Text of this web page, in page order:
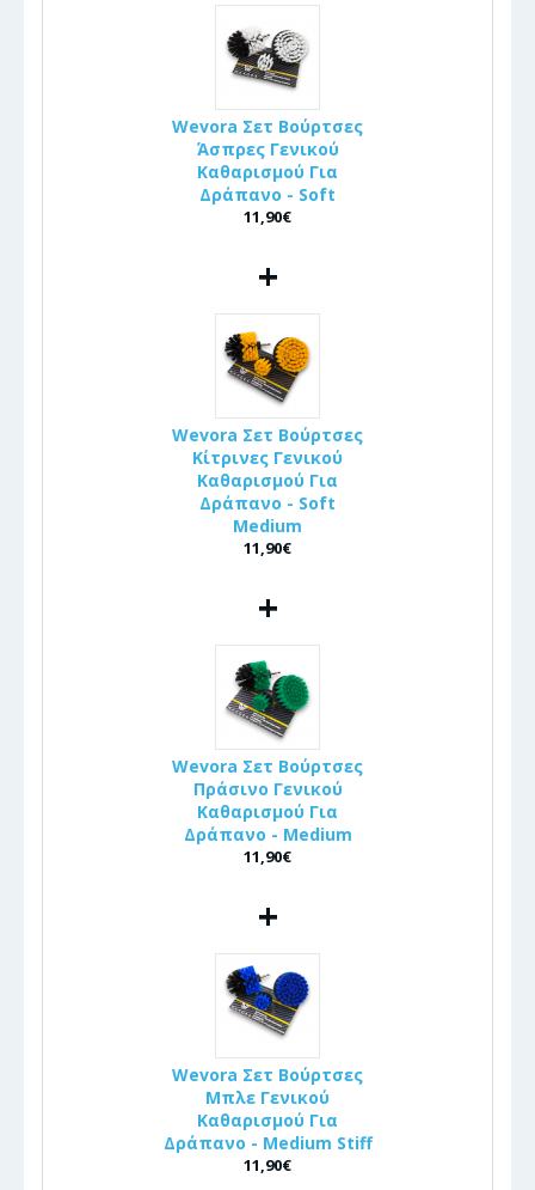
Wevora Σετ Βούρτσες
Άσπρες Γενικού
Καθαρισμού Για
Δράπανο - Soft
11,90€
+
Wevora Σετ Βούρτσες
Κίτρινες Γενικού
Καθαρισμού Για
Δράπανο - Soft
Medium
11,90€
+
Wevora Σετ Βούρτσες
Πράσινο Γενικού
Καθαρισμού Για
Δράπανο - Medium
11,90€
+
Wevora Σετ Βούρτσες
Μπλε Γενικού
Καθαρισμού Για
Δράπανο - Medium Stiff
11,90€